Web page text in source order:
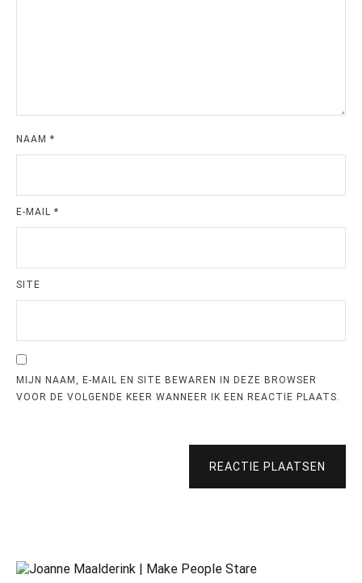
NAAM *
E-MAIL *
SITE
MIJN NAAM, E-MAIL EN SITE BEWAREN IN DEZE BROWSER
VOOR DE VOLGENDE KEER WANNEER IK EEN REACTIE PLAATS.
REACTIE PLAATSEN